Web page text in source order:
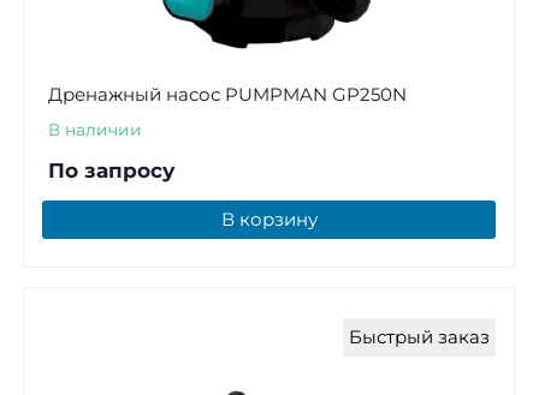
Дренажный насос PUMPMAN GP250N
В наличии
По запросу
В корзину
Быстрый заказ